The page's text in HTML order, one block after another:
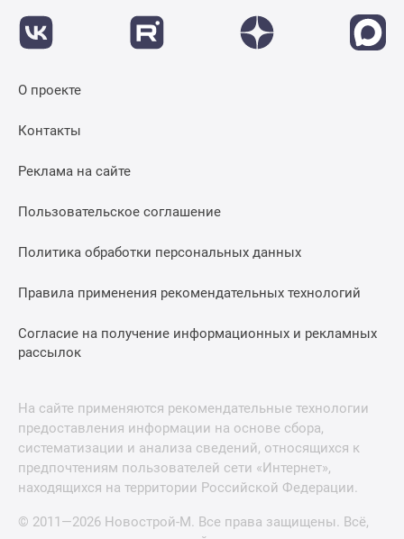
О проекте
Контакты
Реклама на сайте
Пользовательское соглашение
Политика обработки персональных данных
Правила применения рекомендательных технологий
Согласие на получение информационных и рекламных
рассылок
На сайте применяются рекомендательные технологии
предоставления информации на основе сбора,
систематизации и анализа сведений, относящихся к
предпочтениям пользователей сети «Интернет»,
находящихся на территории Российской Федерации.
© 2011—2026 Новострой-М. Все права защищены. Всё,